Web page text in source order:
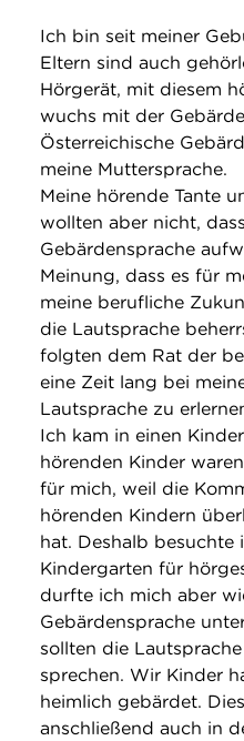
Ich bin seit meiner
Eltern sind auch
Hörgerät, mit diesem
wuchs mit der
Österreichische
meine Muttersprache.
Meine hörende Tante
wollten aber nicht,
Gebärdensprache
Meinung, dass es für
meine berufliche
die Lautsprache
folgten dem Rat der
eine Zeit lang bei
Lautsprache zu
Ich kam in einen
hörenden Kinder
für mich, weil die
hörenden Kindern
hat. Deshalb besuchte
Kindergarten für
durfte ich mich aber
Gebärdensprache
sollten die
sprechen. Wir Kinder
heimlich gebärdet.
anschließend auch in